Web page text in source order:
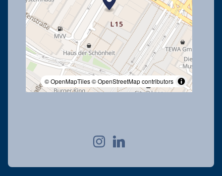
© OpenMapTiles© OpenStreetMap contributors